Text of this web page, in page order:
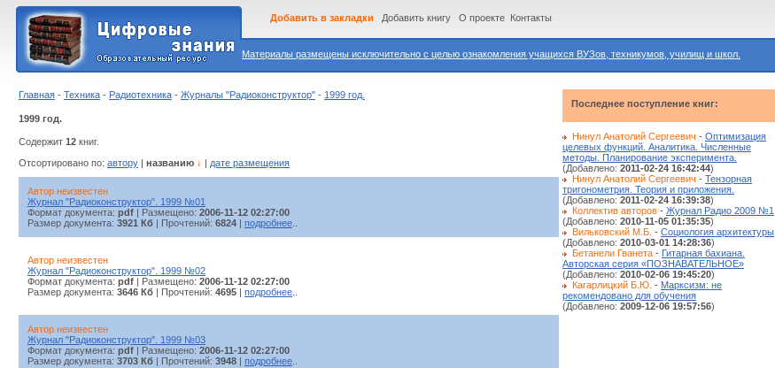
Материалы размещены исключительно с целью ознакомления учащихся ВУЗов, техникумов, училищ и школ.
Добавить в закладки Добавить книгу О проекте Контакты
Главная - Техника - Радиотехника - Журналы "Радиоконструктор" - 1999 год.
1999 год.
Содержит 12 книг.
Отсортировано по: автору названию ↓ дате размещения
Автор неизвестен
Журнал "Радиоконструктор". 1999 №01
Формат документа: pdf | Размещено: 2006-11-12 02:27:00
Размер документа: 3921 Кб | Прочтений: 6824 подробнее
Автор неизвестен
Журнал "Радиоконструктор". 1999 №02
Формат документа: pdf | Размещено: 2006-11-12 02:27:00
Размер документа: 3646 Кб | Прочтений: 4695 подробнее
Автор неизвестен
Журнал "Радиоконструктор". 1999 №03
Формат документа: pdf | Размещено: 2006-11-12 02:27:00
Размер документа: 3703 Кб | Прочтений: 3948 подробнее
Последнее поступление книг:
Нинул Анатолий Сергеевич - Оптимизация
целевых функций. Аналитика. Численные
методы. Планирование эксперимента.
(Добавлено: 2011-02-24 16:42:44)
Нинул Анатолий Сергеевич - Тензорная
тригонометрия. Теория и приложения.
(Добавлено: 2011-02-24 16:39:38)
Коллектив авторов - Журнал Радио 2009 №1
(Добавлено: 2010-11-05 01:35:35)
Вильковский М.Б. - Социология архитектуры
(Добавлено: 2010-03-01 14:28:36)
Бетанели Гванета - Гитарная бахиана.
Авторская серия «ПОЗНАВАТЕЛЬНОЕ»
(Добавлено: 2010-02-06 19:45:20)
Кагарлицкий Б.Ю. - Марксизм: не
рекомендовано для обучения
(Добавлено: 2009-12-06 19:57:56)